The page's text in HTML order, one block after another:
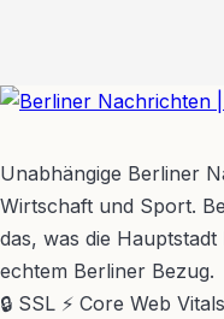
Unabhängige Berliner
Wirtschaft und Sport.
das, was die
echtem Berliner Bezug.
🔒 SSL ⚡ Core Web Vitals